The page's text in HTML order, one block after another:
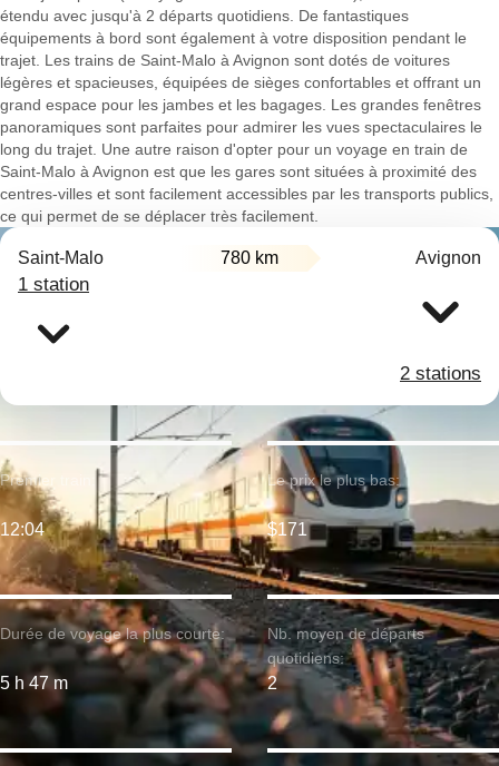
étendu avec jusqu'à 2 départs quotidiens. De fantastiques
équipements à bord sont également à votre disposition pendant le
trajet. Les trains de Saint-Malo à Avignon sont dotés de voitures
légères et spacieuses, équipées de sièges confortables et offrant un
grand espace pour les jambes et les bagages. Les grandes fenêtres
panoramiques sont parfaites pour admirer les vues spectaculaires le
long du trajet. Une autre raison d'opter pour un voyage en train de
Saint-Malo à Avignon est que les gares sont situées à proximité des
centres-villes et sont facilement accessibles par les transports publics,
ce qui permet de se déplacer très facilement.
Saint-Malo 780 km Avignon
1 station
2 stations
Durée de voyage la plus courte:
5 h 47 m
Premier train:
12:04
Le prix le plus bas:
$171
Nb. moyen de départs
quotidiens:
2